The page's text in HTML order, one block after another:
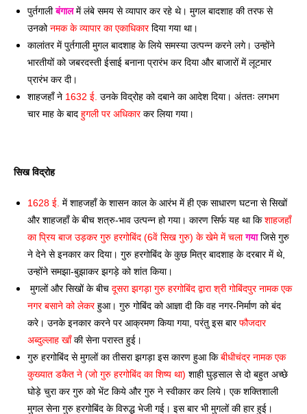
पुर्तगाली बंगाल में लंबे समय से व्यापार कर रहे थे। मुगल बादशाह की तरफ से
उनको नमक के व्यापार का एकाधिकार दिया गया था।
कालांतर में पुर्तगाली मुगल बादशाह के लिये समस्या उत्पन्न करने लगे। उन्होंने
भारतीयों को जबरदस्ती ईसाई बनाना प्रारंभ कर दिया और बाजारों में लूटमार
प्रारंभ कर दी।
शाहजहाँ ने 1632 ई. उनके विद्रोह को दबाने का आदेश दिया। अंततः लगभग
चार माह के बाद हुगली पर अधिकार कर लिया गया।
सिख विद्रोह
1628 ई. में शाहजहाँ के शासन काल के आरंभ में ही एक साधारण घटना से सिखों
और शाहजहाँ के बीच शत्रु-भाव उत्पन्न हो गया। कारण सिर्फ यह था कि शाहजहाँ
का प्रिय बाज उड़कर गुरु हरगोबिंद (6वें सिख गुरु) के खेमे में चला गया जिसे गुरु
ने देने से इनकार कर दिया। गुरु हरगोबिंद के कुछ मित्र बादशाह के दरबार में थे,
उन्होंने समझा-बुझाकर झगड़े को शांत किया।
मुगलों और सिखों के बीच दूसरा झगड़ा गुरु हरगोबिंद द्वारा श्री गोबिंदपुर नामक एक
नगर बसाने को लेकर हुआ। गुरु गोबिंद को आज्ञा दी कि वह नगर-निर्माण को बंद
करे। उनके इनकार करने पर आक्रमण किया गया, परंतु इस बार फौजदार
अब्दुल्लाह खाँ की सेना परास्त हुई।
गुरु हरगोबिंद से मुगलों का तीसरा झगड़ा इस कारण हुआ कि बीधीचंद्र नामक एक
कुख्यात डकैत ने (जो गुरु हरगोबिंद का शिष्य था) शाही घुड़साल से दो बहुत अच्छे
घोड़े चुरा कर गुरु को भेंट किये और गुरु ने स्वीकार कर लिये। एक शक्तिशाली
मुगल सेना गुरु हरगोबिंद के विरुद्ध भेजी गई। इस बार भी मुगलों की हार हुई।